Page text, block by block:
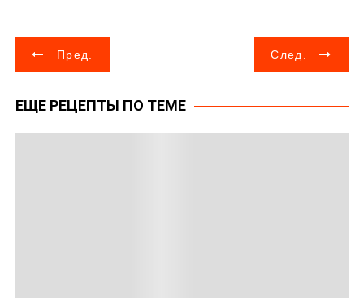
Н
в
Пред. След.
ЕЩЕ РЕЦЕПТЫ ПО ТЕМЕ